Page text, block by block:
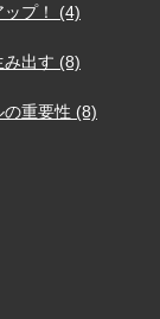
ップ！ (4)
み出す (8)
重要性 (8)